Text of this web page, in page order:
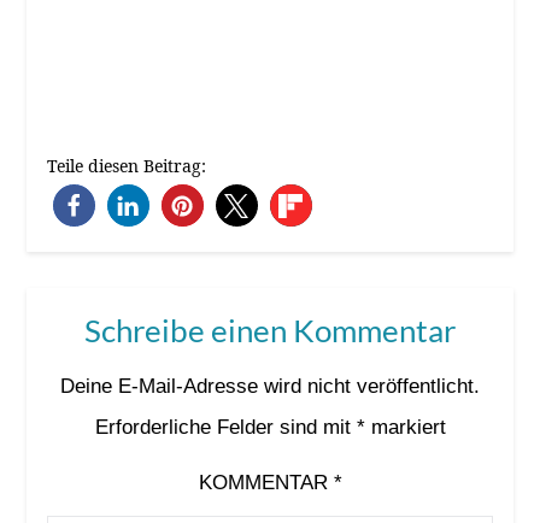
Teile diesen Beitrag:
Schreibe einen Kommentar
Deine E-Mail-Adresse wird nicht veröffentlicht.
Erforderliche Felder sind mit *markiert
KOMMENTAR *